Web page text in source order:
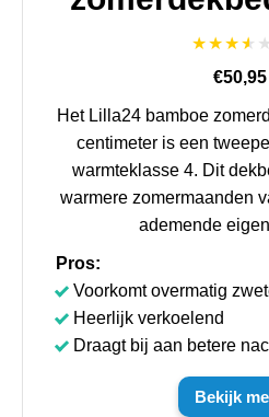
€50,95
Het Lilla24 bamboe
centimeter is een
warmteklasse 4. Dit
warmere zomermaanden
ademende
Pros:
Voorkomt overmatig
Heerlijk verkoelend
Draagt bij aan betere
Bekijk